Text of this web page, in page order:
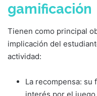
gamificación
Tienen como principal
implicación del
actividad:
La recompensa: su